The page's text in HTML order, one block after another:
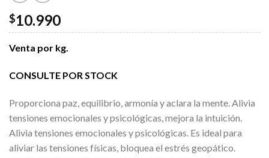
$10.990
Venta por kg.
CONSULTE POR STOCK
Proporciona paz, equilibrio, armonía y aclara la mente. Alivia
tensiones emocionales y psicológicas, mejora la intuición.
Alivia tensiones emocionales y psicológicas. Es ideal para
aliviar las tensiones físicas, bloquea el estrés geopático.